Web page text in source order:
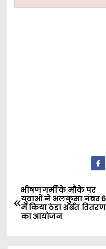
P
o
भीषण गर्मी के मौके पर
युवाओं ने अलकुसा नंबर 6
में किया ठंडा शर्बत वितरण
का आयोजन